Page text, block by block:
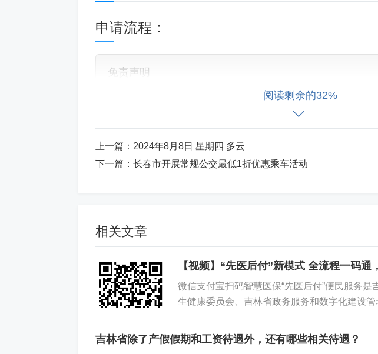
申请流程：
免责声明
免责声明》，如仍保持您个人观点
以下内容需要兑换：
标签: 医保社保
阅读剩余的32%
上一篇： 2024年8月8日 星期四 多云
下一篇： 长春市开展常规公交最低1折优惠乘车活动
相关文章
【视频】“先医后付”新模式 全流程一码通
微信支付宝扫码智慧医保“先医后付”便民服务是
生健康委员会、吉林省政务服务和数字化建设
吉林省除了产假假期和工资待遇外，还有哪些相关待遇？